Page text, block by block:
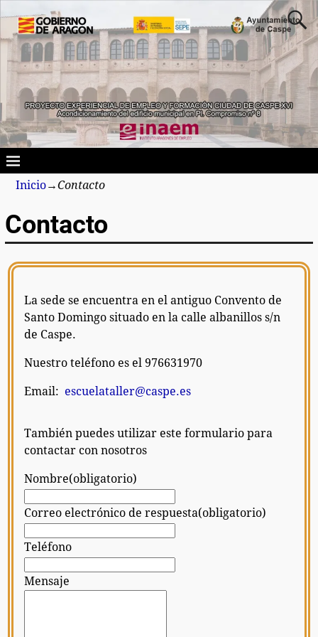
Inicio→Contacto
Contacto
La sede se encuentra en el antiguo Convento de
Santo Domingo situado en la calle albanillos s/n
de Caspe.
Nuestro teléfono es el 976631970
Email: escuelataller@caspe.es
También puedes utilizar este formulario para
contactar con nosotros
Nombre(obligatorio)
Correo electrónico de respuesta(obligatorio)
Teléfono
Mensaje